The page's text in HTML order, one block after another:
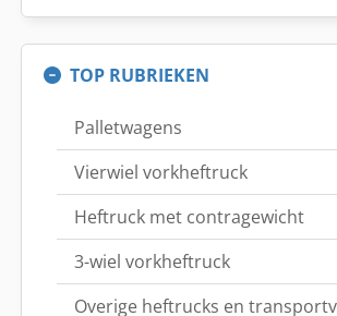
TOP RUBRIEKEN
Palletwagens
Vierwiel vorkheftruck
Heftruck met contragewicht
3-wiel vorkheftruck
Overige heftrucks en